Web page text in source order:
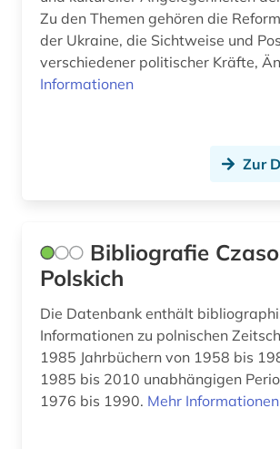
articles on the modern languages
(1)
münchen (1)
niederlande (1)
niedersachsen (1)
niger (1)
nigeria (1)
Zu den Themen gehören die
der Ukraine, die Sichtweise und
verschiedener politischer Kräfte,
Informationen
Zur
Bibliografie
Polskich
Die Datenbank enthält
Informationen zu polnischen Zeitschriften ab
1985 Jahrbüchern von 1958 bis 1980 und von
1985 bis 2010 unabhängigen
1976 bis 1990. Mehr Informationen